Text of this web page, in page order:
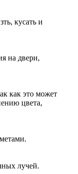
кусать и
на двери,
как это может
цвета,
лучей.